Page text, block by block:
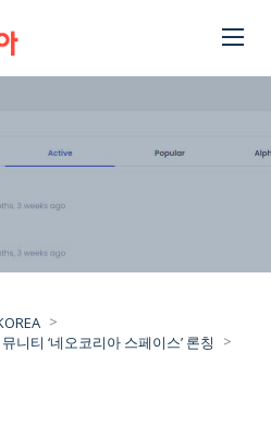
>
니티 ‘네오코리아 스페이스’ 론칭
>